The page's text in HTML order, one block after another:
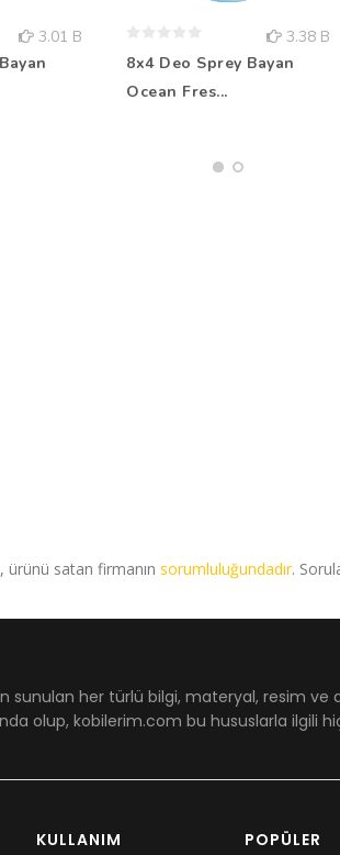
3.01 B
3.38 B
8x4 Deo Sprey Bayan
Ocean Fres...
ürünü satan firmanın sorumluluğundadır.
sunulan her türlü bilgi, materyal, resim
olup, kobilerim.com bu hususlarla ilgili
KULLANIM POPÜLER